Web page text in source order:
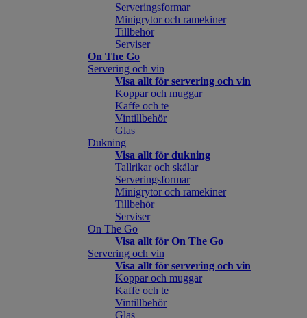
Serveringsformar
Minigrytor och ramekiner
Tillbehör
Serviser
On The Go
Servering och vin
Visa allt för servering och vin
Koppar och muggar
Kaffe och te
Vintillbehör
Glas
Dukning
Visa allt för dukning
Tallrikar och skålar
Serveringsformar
Minigrytor och ramekiner
Tillbehör
Serviser
On The Go
Visa allt för On The Go
Servering och vin
Visa allt för servering och vin
Koppar och muggar
Kaffe och te
Vintillbehör
Glas